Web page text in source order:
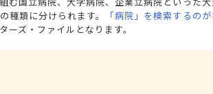
種類に分けられます。
「病院」を検索するの
ズ・ファイルとなります。